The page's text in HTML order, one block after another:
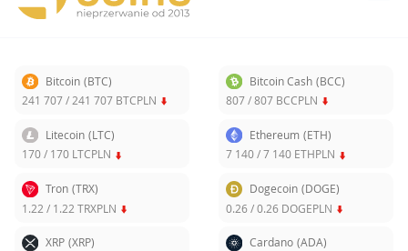
Bitcoin (BTC)
241 707/ 241 707 BTCPLN
Bitcoin Cash (BCC)
807/807 BCCPLN
Litecoin (LTC)
170/ 170 LTCPLN
Ethereum (ETH)
7 140/7 140 ETHPLN
Tron (TRX)
1.22 / 1.22 TRXPLN
Dogecoin (DOGE)
0.26/0.26 DOGEPLN
XRP (XRP)
Cardano (ADA)